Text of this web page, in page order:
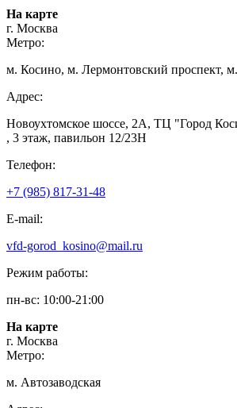
На карте
г. Москва
Метро:
м. Косино, м. Лермонтовский проспект,
Адрес:
Новоухтомское шоссе, 2А, ТЦ "Город
, 3 этаж, павильон 12/23Н
Телефон:
+7 (985) 817-31-48
E-mail:
vfd-gorod_kosino@mail.ru
Режим работы:
пн-вс: 10:00-21:00
На карте
г. Москва
Метро:
м. Автозаводская